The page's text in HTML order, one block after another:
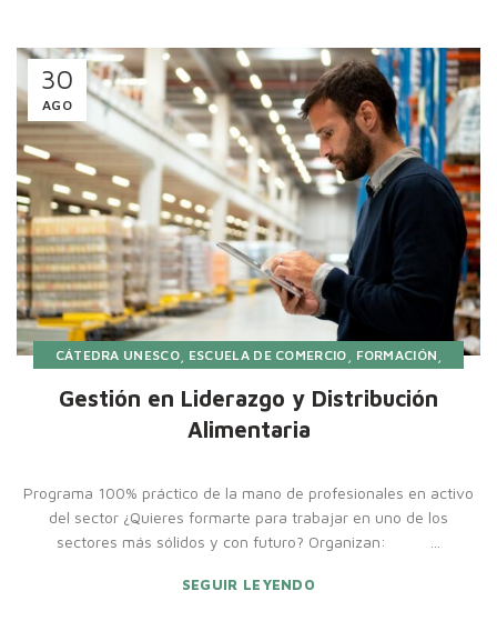
30
AGO
CÁTEDRA UNESCO, ESCUELA DE COMERCIO FORMACIÓN
Gestión en Liderazgo y Distribución
Alimentaria
Programa 100% práctico de la mano de profesionales en activo
del sector ¿Quieres formarte para trabajar en uno de los
sectores más sólidos y con futuro? Organizan: ...
SEGUIR LEYENDO